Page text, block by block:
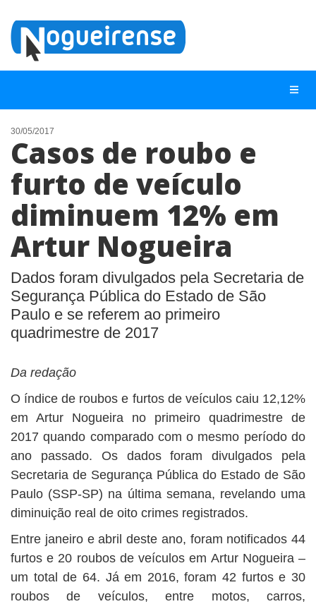
NOTÍCIAS
LISTA DIGITAL
TELEFONES ÚTEIS
CONTATO
ANUNCIE
30/05/2017
Casos de roubo e
furto de veículo
diminuem 12% em
Artur Nogueira
Dados foram divulgados pela Secretaria de
Segurança Pública do Estado de São
Paulo e se referem ao primeiro
quadrimestre de 2017
Da redação
O índice de roubos e furtos de veículos caiu 12,12%
em Artur Nogueira no primeiro quadrimestre de
2017 quando comparado com o mesmo período do
ano passado. Os dados foram divulgados pela
Secretaria de Segurança Pública do Estado de São
Paulo (SSP-SP) na última semana, revelando uma
diminuição real de oito crimes registrados.
Entre janeiro e abril deste ano, foram notificados 44
furtos e 20 roubos de veículos em Artur Nogueira –
um total de 64. Já em 2016, foram 42 furtos e 30
roubos de veículos, entre motos, carros,